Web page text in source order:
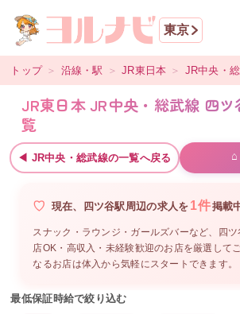
東京
トップ ＞ 沿線・駅 ＞ JR東日本 ＞ JR中央・
JR東日本 JR中央・総武線 四
覧
◀ JR中央・総武線の一覧へ戻る ⌂
現在、 四ツ谷駅周辺の求人を 1件掲載
スナック・ラウンジ・ガールズバーなど、 四
店OK・高収入・未経験歓迎のお店を厳選して
なるお店は体入から気軽にスタートできます。
最低保証時給で絞り込む